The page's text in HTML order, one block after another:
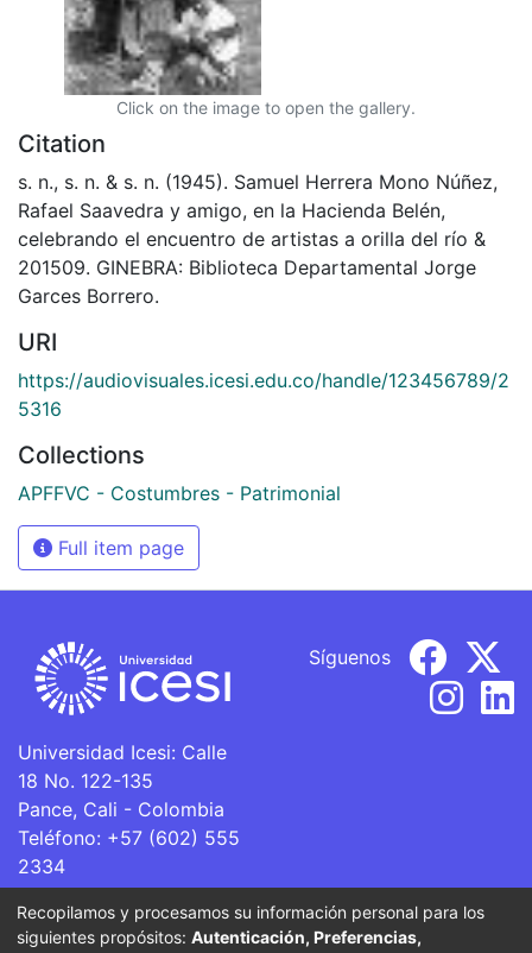
Click on the image to open the gallery.
Citation
s. n., s. n. & s. n. (1945). Samuel Herrera Mono Núñez,
Rafael Saavedra y amigo, en la Hacienda Belén,
celebrando el encuentro de artistas a orilla del río &
201509. GINEBRA: Biblioteca Departamental Jorge
Garces Borrero.
URI
https://audiovisuales.icesi.edu.co/handle/123456789/2
5316
Collections
APFFVC - Costumbres - Patrimonial
Full item page
Universidad Icesi: Calle
18 No. 122-135
Pance, Cali - Colombia
Teléfono: +57 (602) 555
2334
ventanillaunica@icesi.edu.co
Síguenos
Recopilamos y procesamos su información personal para los
siguientes propósitos: Autenticación, Preferencias,